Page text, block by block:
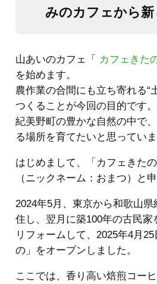
みのカフェから
山あいのカフェ「 カフェきた
を始めます。
農作業の合間にも立ち寄れる“
つくることが今回の目的です。
紀美野町の豊かな自然の中で
る場所を育てたいと思っていま
はじめまして、「カフェきた
（ニックネーム：おまつ）と申
2024年5月、東京から和歌山
住し、翌月に築100年の古民
リフォームして、2025年4月
の」をオープンしました。
ここでは、香り高い焙煎コー